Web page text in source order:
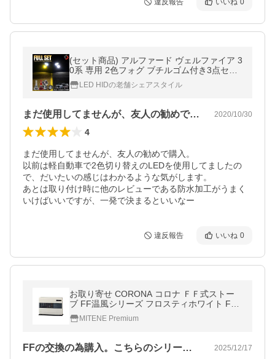
違反報告 いいね 0
(セット商品) アルファード ヴェルファイア 3
0系 専用 2色フォグ ブチルゴム付き3点セッ
ト カスタム パーツ シェアスタイル 爆買
LED HIDの老舗シェアスタイル
まだ使用してませんが、友人の勧めで購入… 2020/10/30
4
まだ使用してませんが、友人の勧めで購入。
以前は軽自動車で2色切り替えのLEDを使用してましたの
で、だいたいの感じはわかるような気がします。
あとは取り付け時に他のレビューである防水加工がうまく
いけばいいですが、一発で決まるといいなー
違反報告 いいね 0
お取り寄せ CORONA コロナ ＦＦ式ストー
ブ FF温風シリーズ フロスティホワイト FF-
74J-W（FFQ-60付属）
MITENE Premium
FFの交換の為購入。こちらのシリーズは… 2025/12/17